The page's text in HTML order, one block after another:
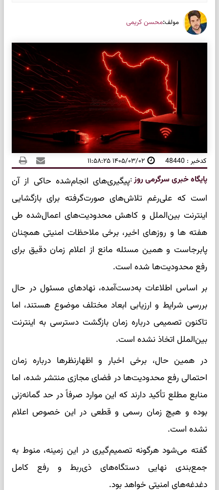
مولف:محسن کریمی
کدخبر : 48440 ۱۴۰۵/۰۳/۰۲ ۱۱:۵۸:۲۵
پایگاه خبری سرگرمی روز:پیگیری‌های انجام‌شده حاکی از آن
است که علی‌رغم تلاش‌های صورت‌گرفته برای بازگشایی
اینترنت بین‌الملل و کاهش محدودیت‌های اعمال‌شده طی
هفته ها و روزهای اخیر، برخی ملاحظات امنیتی همچنان
پابرجاست و همین مسئله مانع از اعلام زمان دقیق برای
رفع محدودیت‌ها شده است.
بر اساس اطلاعات به‌دست‌آمده، نهادهای مسئول در حال
بررسی شرایط و ارزیابی ابعاد مختلف موضوع هستند، اما
تاکنون تصمیمی درباره زمان بازگشت دسترسی به اینترنت
بین‌الملل اتخاذ نشده است.
در همین حال، برخی اخبار و اظهارنظرها درباره زمان
احتمالی رفع محدودیت‌ها در فضای مجازی منتشر شده، اما
منابع مطلع تأکید دارند که این موارد صرفاً در حد گمانه‌زنی
بوده و هیچ زمان رسمی و قطعی در این خصوص اعلام
نشده است.
گفته می‌شود هرگونه تصمیم‌گیری در این زمینه، منوط به
جمع‌بندی نهایی دستگاه‌های ذی‌ربط و رفع کامل
دغدغه‌های امنیتی خواهد بود.